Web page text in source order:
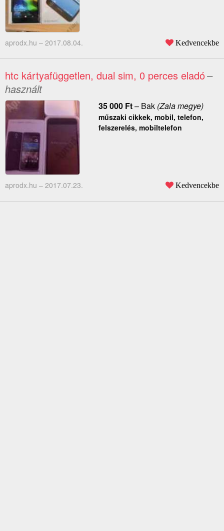
aprodx.hu – 2017.08.04. Kedvencekbe
htc kártyafüggetlen, dual sim, 0 perces eladó–
használt
35 000 Ft– Bak(Zala megye)
műszaki cikkek, mobil, telefon,
felszerelés, mobiltelefon
aprodx.hu – 2017.07.23. Kedvencekbe